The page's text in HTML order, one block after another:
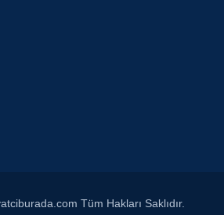
Tüm Hakları Saklıdır.